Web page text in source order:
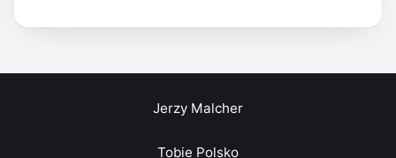
Jerzy Malcher
Tobie Polsko